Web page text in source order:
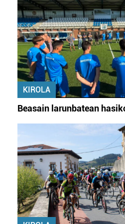
zure baimena Cookieen
Webgune honek cookie
fitxategiak erabiltzen ditu. Zure
zerbitzuak hobetzeko asmoz,
baliatzen gara. Ohar hau
erabiltzeko baimen esplizitua
irakurri
KIROLA
Beasain larunbatean